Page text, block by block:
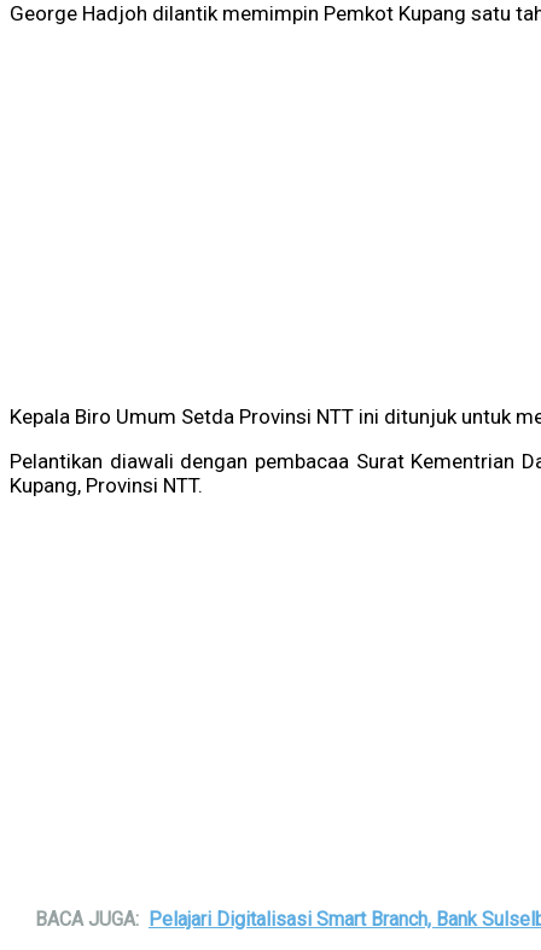
George Hadjoh dilantik memimpin Pemkot Kupang satu
Kepala Biro Umum Setda Provinsi NTT ini ditunjuk untuk
Pelantikan diawali dengan pembacaa Surat Kementrian
Kupang, Provinsi NTT.
BACA JUGA: Pelajari Digitalisasi Smart Branch, Bank